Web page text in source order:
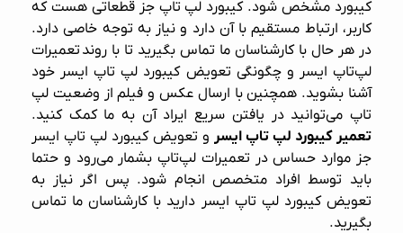
کیبورد مشخص شود. کیبورد لپ‌ تاپ جز قطعاتی هست که
کاربر، ارتباط مستقیم با آن دارد و نیاز به توجه خاصی دارد.
در هر حال با کارشناسان ما تماس بگیرید تا با روند تعمیرات
لپ‌تاپ ایسر و چگونگی تعویض کیبورد لپ تاپ ایسر خود
آشنا بشوید. همچنین با ارسال عکس و فیلم از وضعیت لپ‌
تاپ می‌توانید در یافتن سریع ایراد آن به ما کمک کنید.
تعمیر کیبورد لپ‌ تاپ ایسر و تعویض کیبورد لپ تاپ ایسر
جز موارد حساس در تعمیرات لپ‌تاپبشمار می‌رود و حتما
باید توسط افراد متخصص انجام شود. پس اگر نیاز به
تعویض کیبورد لپ تاپ ایسر دارید با کارشناسان ما تماس
بگیرید.